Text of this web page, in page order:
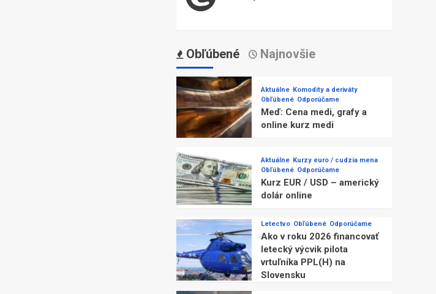
Obľúbené Najnovšie
Aktuálne Komodity a deriváty
Obľúbené Odporúčame
Meď: Cena medi, grafy a
online kurz medi
Aktuálne Kurzy euro / cudzia mena
Obľúbené Odporúčame
Kurz EUR / USD – americký
dolár online
Letectvo Obľúbené Odporúčame
Ako v roku 2026 financovať
letecký výcvik pilota
vrtuľníka PPL(H) na
Slovensku